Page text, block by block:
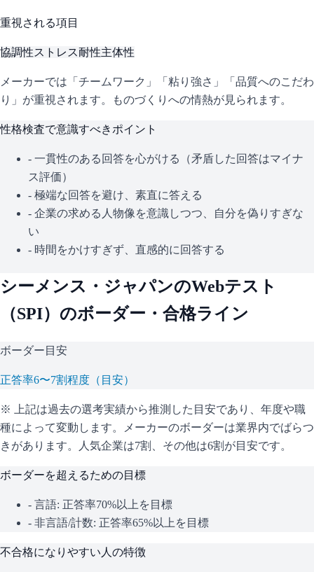
重視される項目
協調性ストレス耐性主体性
メーカーでは「チームワーク」「粘り強さ」「品質へのこだわ
り」が重視されます。ものづくりへの情熱が見られます。
性格検査で意識すべきポイント
- 一貫性のある回答を心がける（矛盾した回答はマイナ
ス評価）
- 極端な回答を避け、素直に答える
- 企業の求める人物像を意識しつつ、自分を偽りすぎな
い
- 時間をかけすぎず、直感的に回答する
シーメンス・ジャパンのWebテスト
（SPI）のボーダー・合格ライン
ボーダー目安
正答率6〜7割程度（目安）
※ 上記は過去の選考実績から推測した目安であり、年度や職
種によって変動します。
メーカーのボーダーは業界内でばらつ
きがあります。人気企業は7割、その他は6割が目安です。
ボーダーを超えるための目標
- 言語: 正答率70%以上を目標
- 非言語/計数: 正答率65%以上を目標
不合格になりやすい人の特徴